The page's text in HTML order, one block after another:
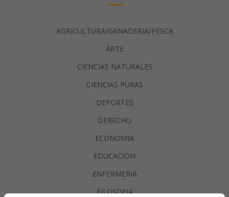
AGRICULTURA/GANADERIA/PESCA
ARTE
CIENCIAS NATURALES
CIENCIAS PURAS
DEPORTES
DERECHO
ECONOMIA
EDUCACION
ENFERMERIA
FILOSOFIA